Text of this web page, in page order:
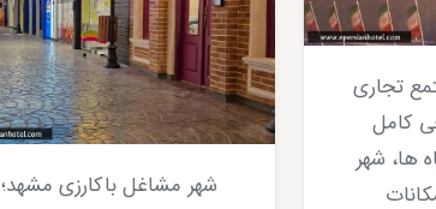
تجاری
کامل
ها، شهر
شهر مشاغل باکارزی مشهد؛